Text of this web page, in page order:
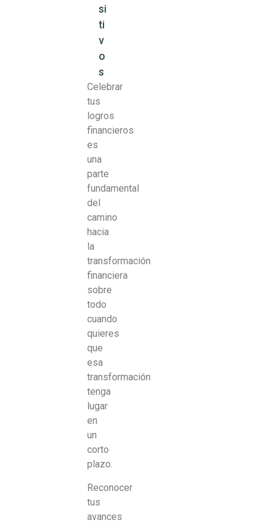
si
ti
v
o
s
Celebrar
tus
logros
financieros
es
una
parte
fundamental
del
camino
hacia
la
transformación
financiera
sobre
todo
cuando
quieres
que
esa
transformación
tenga
lugar
en
un
corto
plazo.
Reconocer
tus
avances